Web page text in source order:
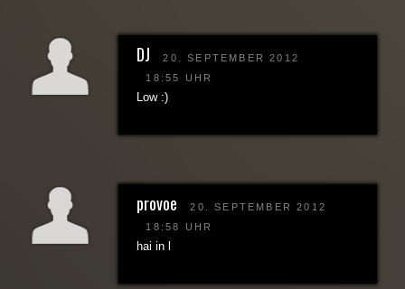
DJ
20. SEPTEMBER 2012
18:55 UHR
Low :)
provoe
20. SEPTEMBER 2012
18:58 UHR
hai in l